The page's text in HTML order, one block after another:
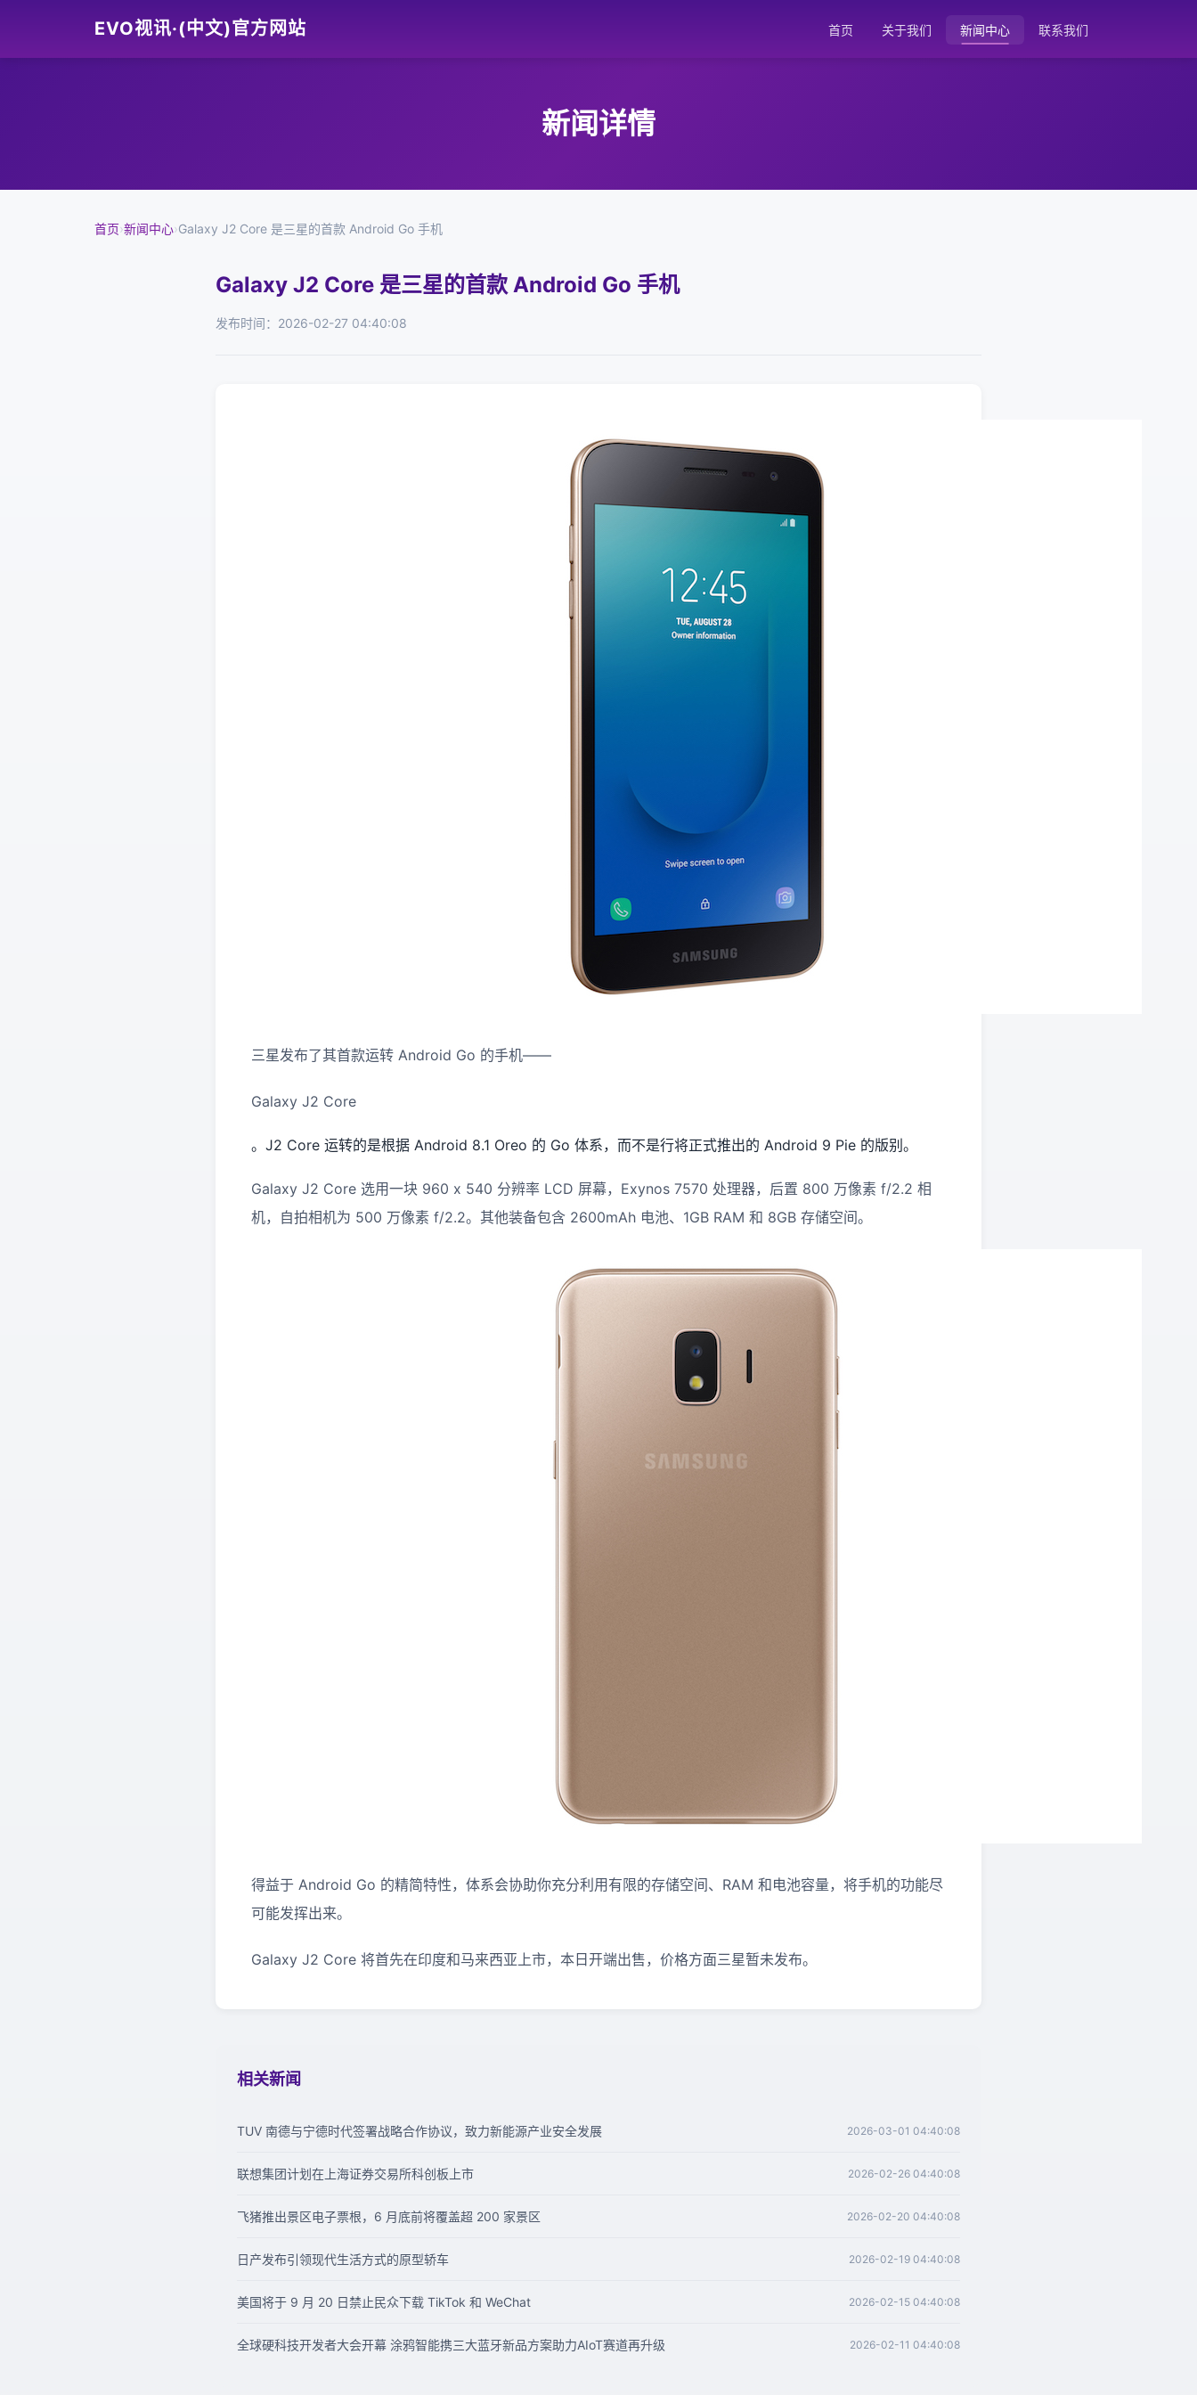
EVO视讯·(中文)官方网站 首页 关于我们 新闻中心 联系我们
新闻详情
首页›新闻中心›Galaxy J2 Core 是三星的首款 Android Go 手机
Galaxy J2 Core 是三星的首款 Android Go 手机
发布时间：2026-02-27 04:40:08
三星发布了其首款运转 Android Go 的手机——
Galaxy J2 Core
。J2 Core 运转的是根据 Android 8.1 Oreo 的 Go 体系，而不是行将正式推出的 Android 9 Pie 的版别。
Galaxy J2 Core 选用一块 960 x 540 分辨率 LCD 屏幕，Exynos 7570 处理器，后置 800 万像素 f/2.2 相
机，自拍相机为 500 万像素 f/2.2。其他装备包含 2600mAh 电池、1GB RAM 和 8GB 存储空间。
得益于 Android Go 的精简特性，体系会协助你充分利用有限的存储空间、RAM 和电池容量，将手机的功能尽
可能发挥出来。
Galaxy J2 Core 将首先在印度和马来西亚上市，本日开端出售，价格方面三星暂未发布。
相关新闻
TUV 南德与宁德时代签署战略合作协议，致力新能源产业安全发展 2026-03-01 04:40:08
联想集团计划在上海证券交易所科创板上市 2026-02-26 04:40:08
飞猪推出景区电子票根，6 月底前将覆盖超 200 家景区 2026-02-20 04:40:08
日产发布引领现代生活方式的原型轿车 2026-02-19 04:40:08
美国将于 9 月 20 日禁止民众下载 TikTok 和 WeChat 2026-02-15 04:40:08
全球硬科技开发者大会开幕 涂鸦智能携三大蓝牙新品方案助力AIoT赛道再升级 2026-02-11 04:40:08